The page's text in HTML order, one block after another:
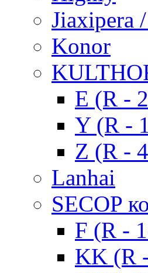
Jiaxipera
Konor
E (R -
Y (R -
Z (R -
Lanhai
SECOP
F (R -
KK (R